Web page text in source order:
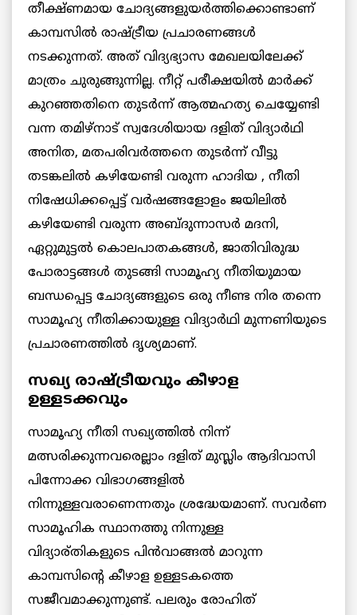
തീക്ഷ്ണമായ ചോദ്യങ്ങളുയർത്തിക്കൊണ്ടാണ്
കാമ്പസിൽ രാഷ്ട്രീയ പ്രചാരണങ്ങൾ
നടക്കുന്നത്. അത് വിദ്യഭ്യാസ മേഖലയിലേക്ക്
മാത്രം ചുരുങ്ങുന്നില്ല. നീറ്റ് പരീക്ഷയിൽ മാർക്ക്
കുറഞ്ഞതിനെ തുടർന്ന് ആത്മഹത്യ ചെയ്യേണ്ടി
വന്ന തമിഴ്‌നാട് സ്വദേശിയായ ദളിത് വിദ്യാർഥി
അനിത, മതപരിവർത്തനെ തുടർന്ന് വീട്ടു
തടങ്കലിൽ കഴിയേണ്ടി വരുന്ന ഹാദിയ , നീതി
നിഷേധിക്കപ്പെട്ട് വർഷങ്ങളോളം ജയിലിൽ
കഴിയേണ്ടി വരുന്ന അബ്ദുന്നാസർ മദനി,
ഏറ്റുമുട്ടൽ കൊലപാതകങ്ങൾ, ജാതിവിരുദ്ധ
പോരാട്ടങ്ങൾ തുടങ്ങി സാമൂഹ്യ നീതിയുമായ
ബന്ധപ്പെട്ട ചോദ്യങ്ങളുടെ ഒരു നീണ്ട നിര തന്നെ
സാമൂഹ്യ നീതിക്കായുള്ള വിദ്യാർഥി മുന്നണിയുടെ
പ്രചാരണത്തിൽ ദൃശ്യമാണ്.
സഖ്യ രാഷ്ട്രീയവും കീഴാള
ഉള്ളടക്കവും
സാമൂഹ്യ നീതി സഖ്യത്തിൽ നിന്ന്
മത്സരിക്കുന്നവരെല്ലാം ദളിത് മുസ്ലിം ആദിവാസി
പിന്നോക്ക വിഭാഗങ്ങളിൽ
നിന്നുള്ളവരാണെന്നതും ശ്രദ്ധേയമാണ്. സവർണ
സാമൂഹിക സ്ഥാനത്തു നിന്നുള്ള
വിദ്യാര്തികളുടെ പിൻവാങ്ങൽ മാറുന്ന
കാമ്പസിന്റെ കീഴാള ഉള്ളടകത്തെ
സജീവമാക്കുന്നുണ്ട്. പലരും രോഹിത്